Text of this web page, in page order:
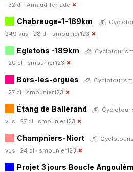
· 32 dl · Arnaud.Terrade
Chabreuge-1-189km
249 vus · 28 dl · smounier123
Egletons -189km
· 20 dl · smounier123
Bors-les-orgues
· 27 dl · smounier123
Étang de Ballerand
vus · 27 dl · smounier123
Champniers-Niort
vus · 24 dl · smounier123
Projet 3 jours Boucle